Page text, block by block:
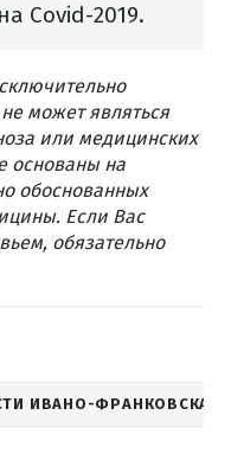
Covid-2019.
может являться
или медицинских
основаны на
обоснованных
Если Вас
обязательно
ИВАНО-ФРАНКОВСКА